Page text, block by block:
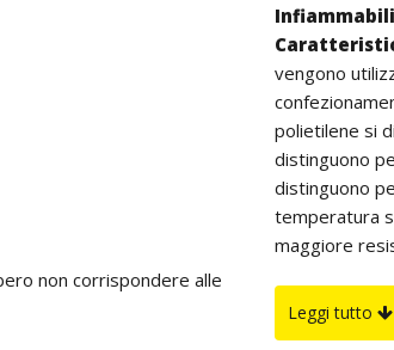
non corrispondere alle
vengono
polietilene si
distinguono
distinguono
temperatura
maggiore
Su richiesta
fornite in
Leggi tutto